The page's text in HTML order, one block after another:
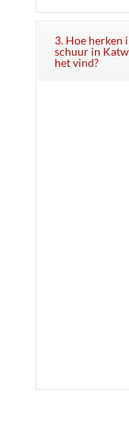
3. Hoe herken
schuur in
het vind?